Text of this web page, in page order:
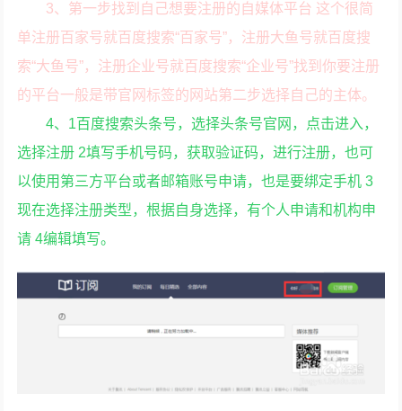
3、第一步找到自己想要注册的自媒体平台 这个很简
单注册百家号就百度搜索“百家号”，注册大鱼号就百度搜
索“大鱼号”，注册企业号就百度搜索“企业号”找到你要注册
的平台一般是带官网标签的网站第二步选择自己的主体。
4、1百度搜索头条号，选择头条号官网，点击进入，
选择注册 2填写手机号码，获取验证码，进行注册，也可
以使用第三方平台或者邮箱账号申请，也是要绑定手机 3
现在选择注册类型，根据自身选择，有个人申请和机构申
请 4编辑填写。